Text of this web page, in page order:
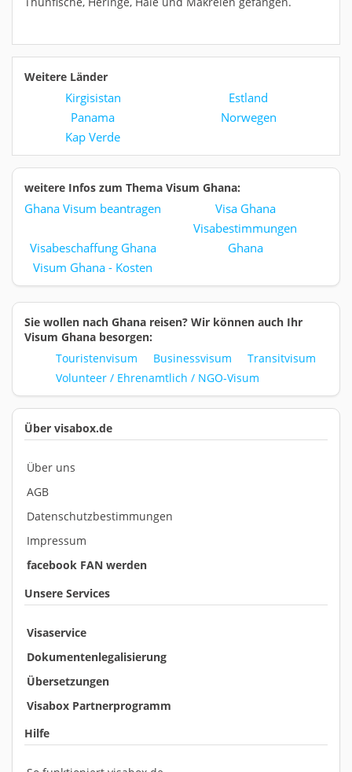
Weitere Länder
Kirgisistan
Estland
Panama
Norwegen
Kap Verde
weitere Infos zum Thema Visum Ghana:
Ghana Visum beantragen Visa Ghana
Visabeschaffung Ghana
Visabestimmungen
Ghana
Visum Ghana - Kosten
Sie wollen nach Ghana reisen? Wir können auch Ihr
Visum Ghana besorgen:
Touristenvisum
Businessvisum
Transitvisum
Volunteer / Ehrenamtlich / NGO-Visum
Über visabox.de
Über uns
AGB
Datenschutzbestimmungen
Impressum
facebook FAN werden
Unsere Services
Visaservice
Dokumentenlegalisierung
Übersetzungen
Visabox Partnerprogramm
Hilfe